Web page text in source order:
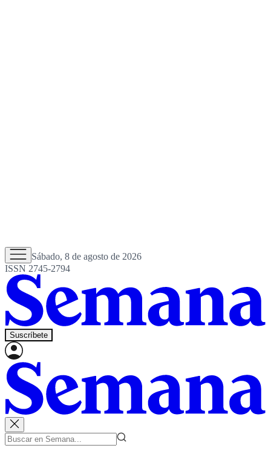
Sábado, 8 de agosto de 2026
ISSN 2745-2794
Suscríbete